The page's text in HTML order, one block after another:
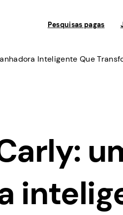
Pesquisas pagas
Inteligente Que